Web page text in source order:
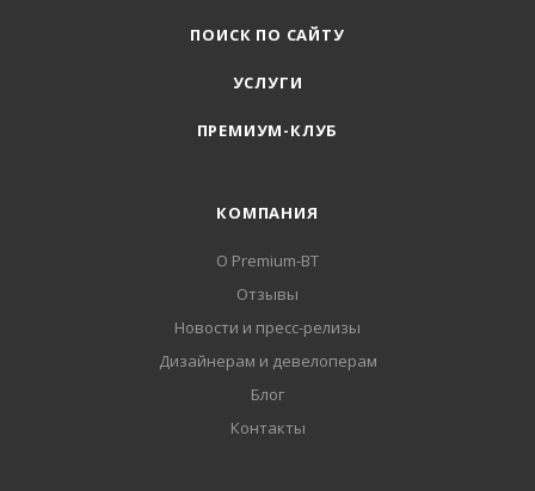
ПОИСК ПО САЙТУ
УСЛУГИ
ПРЕМИУМ-КЛУБ
КОМПАНИЯ
О Premium-BT
Отзывы
Новости и пресс-релизы
Дизайнерам и девелоперам
Блог
Контакты